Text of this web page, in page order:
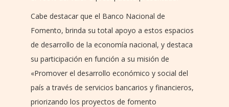
Cabe destacar que el Banco Nacional de
Fomento, brinda su total apoyo a estos espacios
de desarrollo de la economía nacional, y destaca
su participación en función a su misión de
«Promover el desarrollo económico y social del
país a través de servicios bancarios y financieros,
priorizando los proyectos de fomento